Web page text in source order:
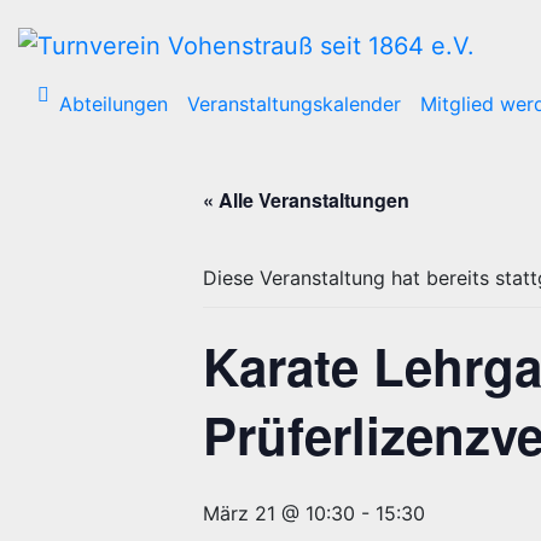
Inhalt
Abteilungen
Veranstaltungskalender Mitglied
« Alle Veranstaltungen
Diese Veranstaltung hat bereits
Karate
März 21 @ 10:30 - 15:30